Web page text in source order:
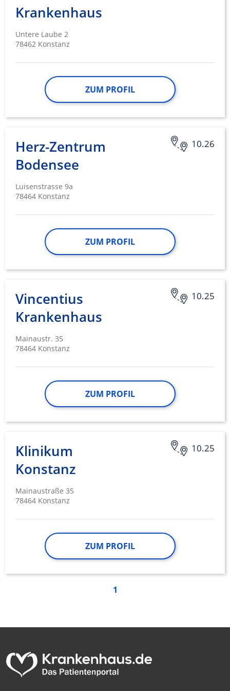
Krankenhaus
Untere Laube 2
78462 Konstanz
ZUM PROFIL
10.26
Herz-Zentrum
Bodensee
Luisenstrasse 9a
78464 Konstanz
ZUM PROFIL
10.25
Vincentius
Krankenhaus
Mainaustr. 35
78464 Konstanz
ZUM PROFIL
10.25
Klinikum
Konstanz
Mainaustraße 35
78464 Konstanz
ZUM PROFIL
1
Entwicklung und Verbesserung der
Angebote
Verwendung reduzierter Daten zur Auswahl
von Inhalten
Verwendung genauer Standortdaten
Geräte anhand von aktiv angeforderten
Notwendig
Performance
Funktional